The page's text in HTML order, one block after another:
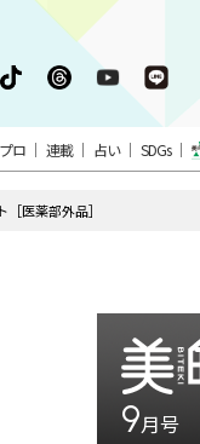
ロ 連載 占い SDGs
［医薬部外品］
9月号